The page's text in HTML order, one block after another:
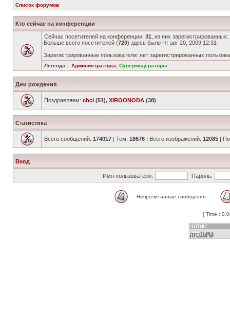
Список форумов
Кто сейчас на конференции
Сейчас посетителей на конференции: 31 , из них
Больше всего посетителей (720) здесь было Чт авг 20, 2009 12:31
Зарегистрированные пользователи: нет зарегистрированных
Легенда :: Администраторы Супермодераторы
Дни рождения
Поздравляем: chcl (51), XIROONODA (38)
Статистика
Всего сообщений: 174017 | Тем: 18676 | Всего изображений: 12085 |
Вход
Имя пользователя: Пароль:
Непрочитанные сообщения
[ Time :